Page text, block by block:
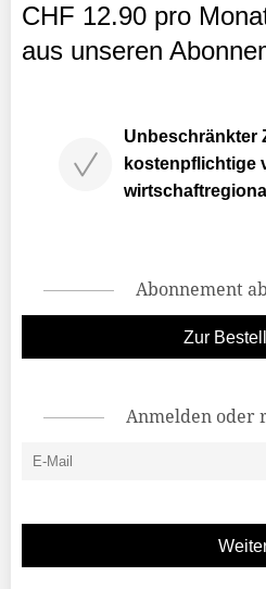
CHF 12.90 pro
aus unseren
Unbeschränkter
kostenpflichtige
Abonnement
Zur
Anmelden oder